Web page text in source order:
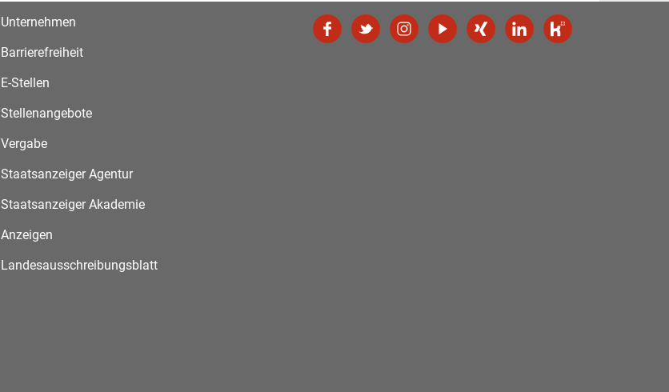
Unternehmen
Barrierefreiheit
E-Stellen
Stellenangebote
Vergabe
Staatsanzeiger Agentur
Staatsanzeiger Akademie
Anzeigen
Landesausschreibungsblatt